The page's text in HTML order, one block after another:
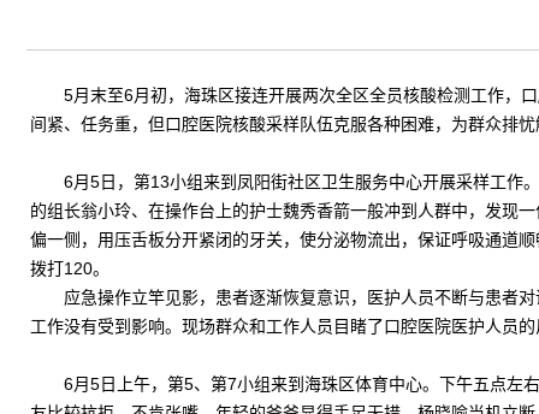
5月末至6月初，海珠区接连开展两次全区全员核酸检测工作，
间紧、任务重，但口腔医院核酸采样队伍克服各种困难，为群众排
6月5日，第13小组来到凤阳街社区卫生服务中心开展采样工作
的组长翁小玲、在操作台上的护士魏秀香箭一般冲到人群中，发现
偏一侧，用压舌板分开紧闭的牙关，使分泌物流出，保证呼吸通道
拨打120。
应急操作立竿见影，患者逐渐恢复意识，医护人员不断与患者
工作没有受到影响。现场群众和工作人员目睹了口腔医院医护人员
6月5日上午，第5、第7小组来到海珠区体育中心。下午五点左